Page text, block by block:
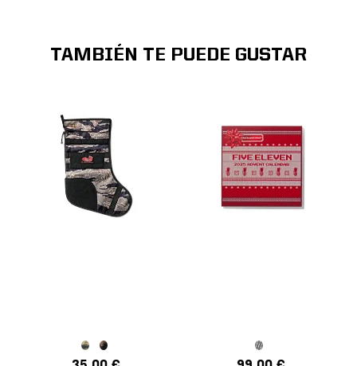
TAMBIÉN TE PUEDE GUSTAR